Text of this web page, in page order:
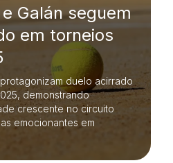
Galán seguem
em torneios
duelo acirrado
demonstrando
crescente no circuito
emocionantes em